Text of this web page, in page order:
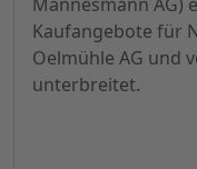
Kaufangebote für
Oelmühle AG und
unterbreitet.